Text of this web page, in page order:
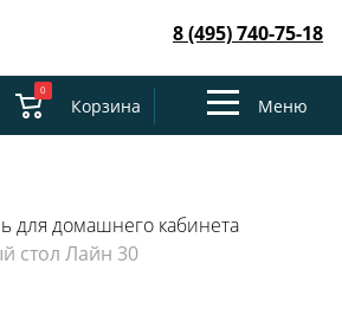
8 (495) 740-75-18
0
Корзина
ToggleМеню
для домашнего кабинета
стол Лайн 30